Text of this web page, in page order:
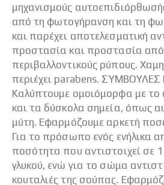
μηχανισμούς
από τη φωτογήρανση και τη
και παρέχει αποτελεσματική
προστασία και προστασία
περιβαλλοντικούς ρύπους.
περιέχει parabens.
Καλύπτουμε ομοιόμορφα με το
και τα δύσκολα σημεία, όπως
μύτη. Εφαρμόζουμε αρκετή
Για το πρόσωπο ενός ενήλικα
ποσότητα που αντιστοιχεί σε
γλυκού, ενώ για το σώμα
κουταλιές της σούπας.